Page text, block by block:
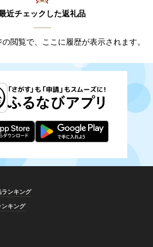
近チェックした返礼品
閲覧で、ここに履歴が表示されます。
ンキング
ンキング